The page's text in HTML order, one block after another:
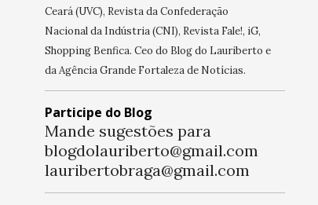
Ceará (UVC), Revista da Confederação
Nacional da Indústria (CNI), Revista Fale!, iG,
Shopping Benfica. Ceo do Blog do Lauriberto e
da Agência Grande Fortaleza de Notícias.
Participe do Blog
Mande sugestões para
blogdolauriberto@gmail.com
lauribertobraga@gmail.com